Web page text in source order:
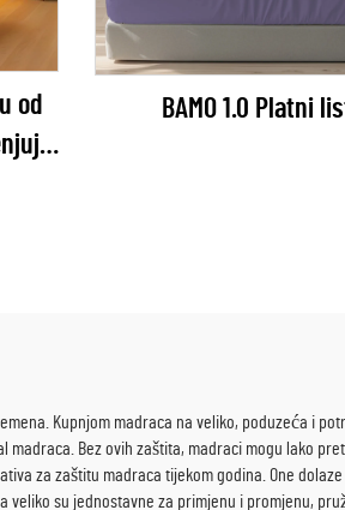
od
BAMO 1.0 Platni
Kupnjom madraca na veliko, poduzeća i
Bez ovih zaštita, madraci mogu lako
za zaštitu madraca tijekom godina. One
su jednostavne za primjenu i promjenu,